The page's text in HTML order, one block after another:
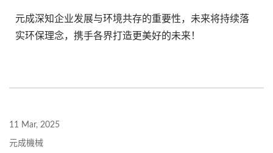
元成深知企业发展与环境共存的重要性，未来将持续落
实环保理念，携手各界打造更美好的未来！
11 Mar, 2025
元成機械